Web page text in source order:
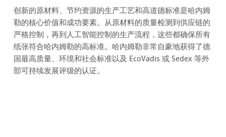
创新的原材料、节约资源的生产工艺和高道德标准是哈内姆
勒的核心价值和成功要素。从原材料的质量检测到供应链的
严格控制，再到人工智能控制的生产流程，这些都确保所有
纸张符合哈内姆勒的高标准。哈内姆勒非常自豪地获得了德
国最高质量、环境和社会标准以及 EcoVadis 或 Sedex 等外
部可持续发展评级的认证。